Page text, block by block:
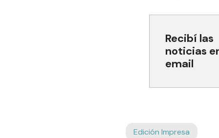
Recibí las
noticias
email
Edición Impresa